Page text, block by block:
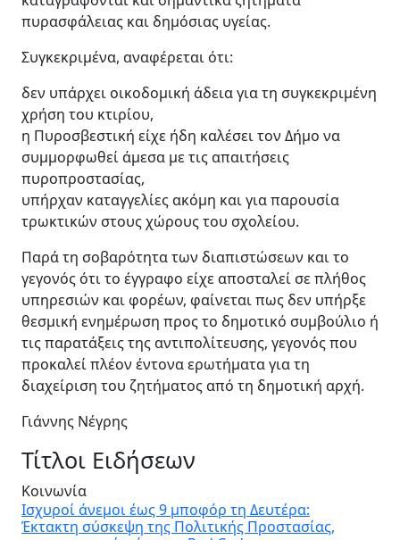
πυρασφάλειας και δημόσιας υγείας.
Συγκεκριμένα, αναφέρεται ότι:
δεν υπάρχει οικοδομική άδεια για τη συγκεκριμένη
χρήση του κτιρίου,
η Πυροσβεστική είχε ήδη καλέσει τον Δήμο να
συμμορφωθεί άμεσα με τις απαιτήσεις
πυροπροστασίας,
υπήρχαν καταγγελίες ακόμη και για παρουσία
τρωκτικών στους χώρους του σχολείου.
Παρά τη σοβαρότητα των διαπιστώσεων και το
γεγονός ότι το έγγραφο είχε αποσταλεί σε πλήθος
υπηρεσιών και φορέων, φαίνεται πως δεν υπήρξε
θεσμική ενημέρωση προς το δημοτικό συμβούλιο ή
τις παρατάξεις της αντιπολίτευσης, γεγονός που
προκαλεί πλέον έντονα ερωτήματα για τη
διαχείριση του ζητήματος από τη δημοτική αρχή.
Γιάννης Νέγρης
Τίτλοι Ειδήσεων
Κοινωνία
Ισχυροί άνεμοι έως 9 μποφόρ τη Δευτέρα:
Έκτακτη σύσκεψη της Πολιτικής Προστασίας,